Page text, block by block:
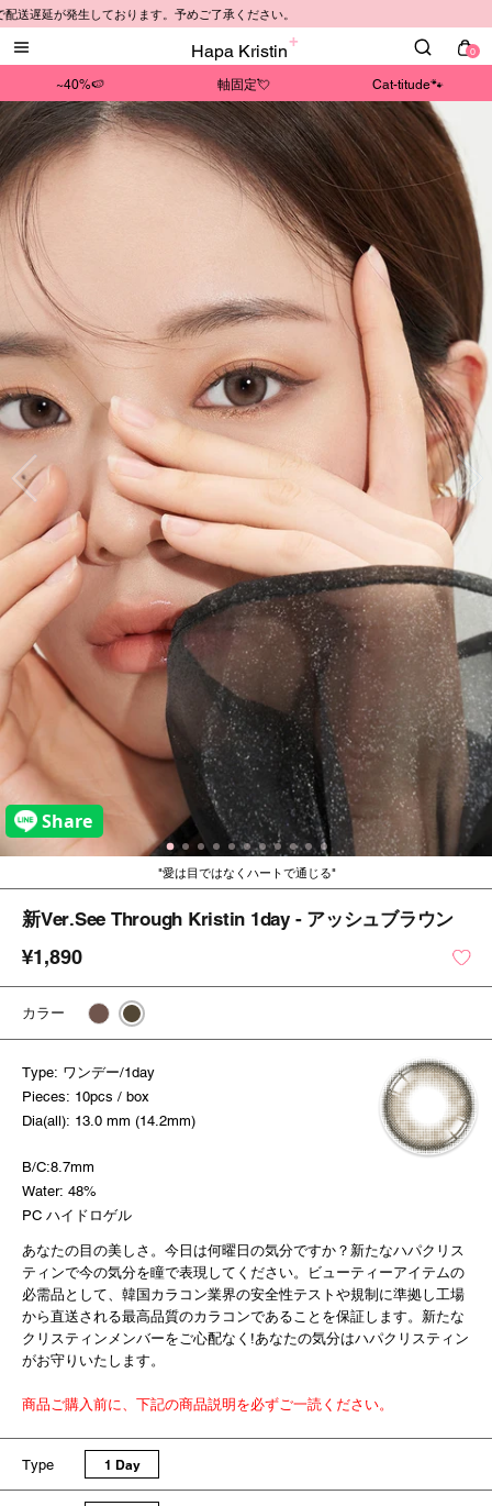
Hapa Kristin 0
~40%🍉 軸固定💘 Cat-titude🐾
生しております。予めご了承ください。
愛は目ではなくハートで通じる
新ver.See Through Kristin 1day - アッシュブラウン
¥1,890
カラー
Type: ワンデー/1day
Pieces: 10pcs / box
Dia(all): 13.0 mm (14.2mm)
B/C:8.7mm
Water: 48%
PC ハイドロゲル
あなたの目の美しさ。今日は何曜日の気分ですか？新たなハパクリス
ティンで今の気分を瞳で表現してください。ビューティーアイテムの
必需品として、韓国カラコン業界の安全性テストや規制に準拠し工場
から直送される最高品質のカラコンであることを保証します。新たな
クリスティンメンバーをご心配なく!あなたの気分はハパクリスティン
がお守りいたします。
商品ご購入前に、下記の商品説明を必ずご一読ください。
Type 1 Day